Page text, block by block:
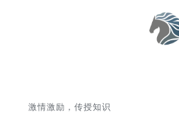
激情激励，传授知识